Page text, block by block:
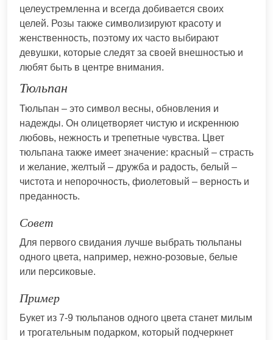
целеустремленна и всегда добивается своих
целей. Розы также символизируют красоту и
женственность, поэтому их часто выбирают
девушки, которые следят за своей внешностью и
любят быть в центре внимания.
Тюльпан
Тюльпан – это символ весны, обновления и
надежды. Он олицетворяет чистую и искреннюю
любовь, нежность и трепетные чувства. Цвет
тюльпана также имеет значение: красный – страсть
и желание, желтый – дружба и радость, белый –
чистота и непорочность, фиолетовый – верность и
преданность.
Совет
Для первого свидания лучше выбрать тюльпаны
одного цвета, например, нежно-розовые, белые
или персиковые.
Пример
Букет из 7-9 тюльпанов одного цвета станет милым
и трогательным подарком, который подчеркнет